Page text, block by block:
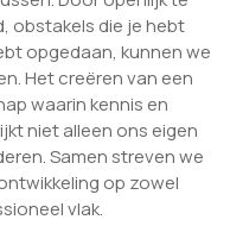
obstakels die je hebt
opgedaan, kunnen we
Het creëren van een
waarin kennis en
niet alleen ons eigen
Samen streven we
op zowel
vlak.